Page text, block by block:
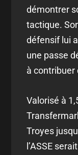
démontrer
tactique.
défensif lui
une passe
à
Valorisé à
Troyes
l’ASSE